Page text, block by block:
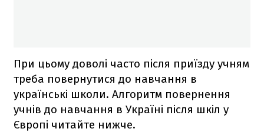
При цьому доволі часто після приїзду учням
треба повернутися до навчання в
українські школи. Алгоритм повернення
учнів до навчання в Україні після шкіл у
Європі читайте нижче.